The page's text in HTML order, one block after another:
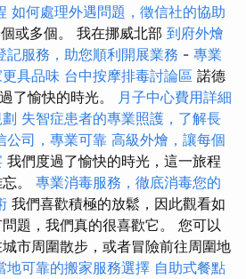
如何處理外遇問題，徵信社的協助
或多個。 我在挪威北部 到府外燴
記服務，助您順利開展業務 - 專業
具品味 台中按摩排毒討論區 諾德
了愉快的時光。 月子中心費用詳細
失智症患者的專業照護，了解長
公司，專業可靠 高級外燴，讓每個
我們度過了愉快的時光，這一旅程
。 專業消毒服務，徹底消毒您的
我們喜歡積極的放鬆，因此觀看如
題，我們真的很喜歡它。 您可以
市周圍散步，或者冒險前往周圍地
地可靠的搬家服務選擇 自助式餐點